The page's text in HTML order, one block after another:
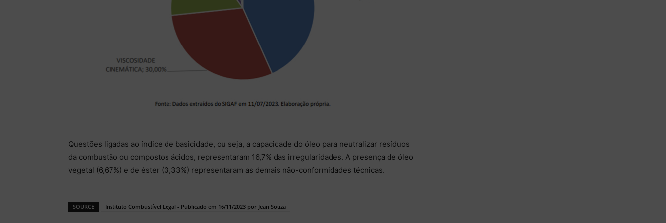
Questões ligadas ao índice de basicidade, ou seja, a capacidade do óleo para neutralizar resíduos
da combustão ou compostos ácidos, representaram 16,7% das irregularidades. A presença de óleo
vegetal (6,67%) e de éster (3,33%) representaram as demais não-conformidades técnicas.
SOURCE Instituto Combustível Legal - Publicado em 16/11/2023 por Jean Souza